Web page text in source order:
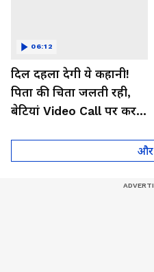
दिल दहला देगी ये कहानी!
पिता की चिता जलती रही,
बेटियां Video Call पर करती
06:12
और